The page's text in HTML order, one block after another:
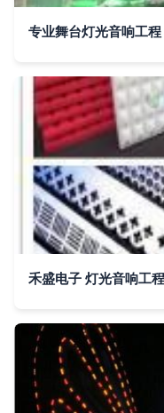
专业舞台灯光音响工
禾盛电子 灯光音响工